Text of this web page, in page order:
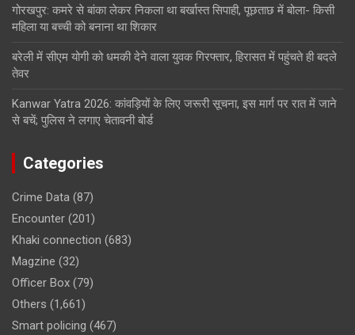
गोरखपुर: कमरे से बांका लेकर निकला था बर्खास्त सिपाही, पूछताछ में बोला- किसी
महिला या बच्ची को बनाना था शिकार
बरेली में सीएम योगी को धमकी देने वाला युवक गिरफ्तार, हिरासत में पहुंचते ही बदले
तेवर
Kanwar Yatra 2026: कांवड़ियों के लिए जरूरी सूचना, इस मार्ग पर रात में जाने
से बचें; पुलिस ने लगाए चेतावनी बोर्ड
Categories
Crime Data (87)
Encounter (201)
Khaki connection (683)
Magzine (32)
Officer Box (79)
Others (1,661)
Smart policing (467)